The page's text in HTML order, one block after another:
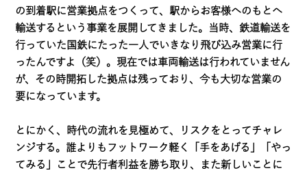
の到着駅に営業拠点をつくって、駅からお客様へのもとへ
輸送するという事業を展開してきました。当時、鉄道輸送を
行っていた国鉄にたった一人でいきなり飛び込み営業に行
ったんですよ（笑）。現在では車両輸送は行われていません
が、その時開拓した拠点は残っており、今も大切な営業の
要になっています。
とにかく、
時代の流れを見極めて、リスクをとってチャレ
ンジする。誰よりもフットワーク軽く「手をあげる」「やっ
てみる」ことで先行者利益を勝ち取り、また新しいことに